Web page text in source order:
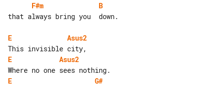
F#m
B
that always bring you  down.
E
Asus2
E
Asus2
E
G#